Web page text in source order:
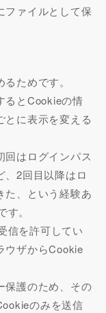
ファイルとして保
ためです。
るとCookieの情
とに表示を変える
回はログインパス
、2回目以降はロ
た、という経験あ
。
信を許可してい
ウザからCookie
保護のため、その
のみを送信